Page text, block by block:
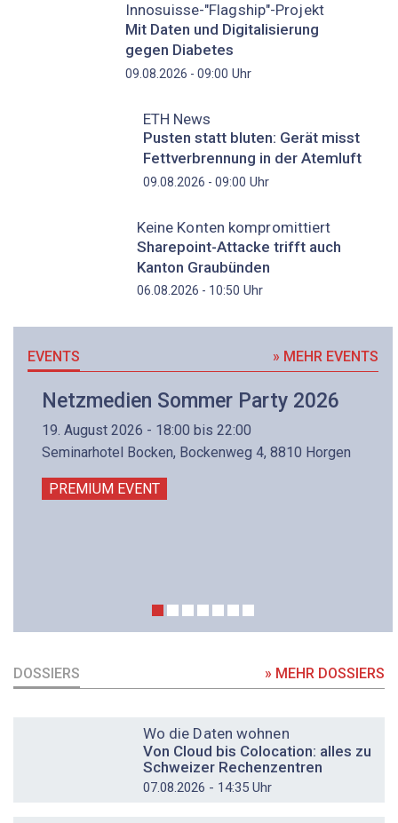
Innosuisse-"Flagship"-Projekt
Mit Daten und Digitalisierung
gegen Diabetes
09.08.2026 - 09:00 Uhr
ETH News
Pusten statt bluten: Gerät misst
Fettverbrennung in der Atemluft
09.08.2026 - 09:00 Uhr
Keine Konten kompromittiert
Sharepoint-Attacke trifft auch
Kanton Graubünden
06.08.2026 - 10:50 Uhr
EVENTS » MEHR EVENTS
Netzmedien Sommer Party 2026
19. August 2026 - 18:00 bis 22:00
Seminarhotel Bocken, Bockenweg 4, 8810 Horgen
PREMIUM EVENT
DOSSIERS » MEHR DOSSIERS
Wo die Daten wohnen
Von Cloud bis Colocation: alles zu
Schweizer Rechenzentren
07.08.2026 - 14:35 Uhr